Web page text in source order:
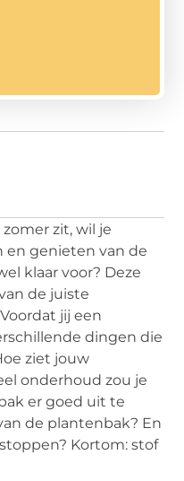
zit, wil je
en genieten van de
klaar voor? Deze
de juiste
jij een
dingen die
ziet jouw
onderhoud zou je
er goed uit te
de plantenbak? En
Kortom: stof